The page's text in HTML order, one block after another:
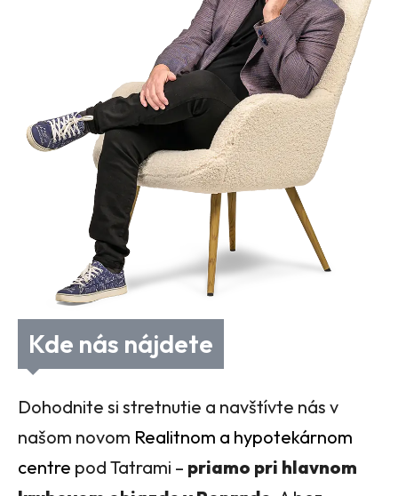
Kde nás nájdete
Dohodnite si stretnutie a navštívte nás v
našom novom Realitnom a hypotekárnom
centre pod Tatrami – priamo pri hlavnom